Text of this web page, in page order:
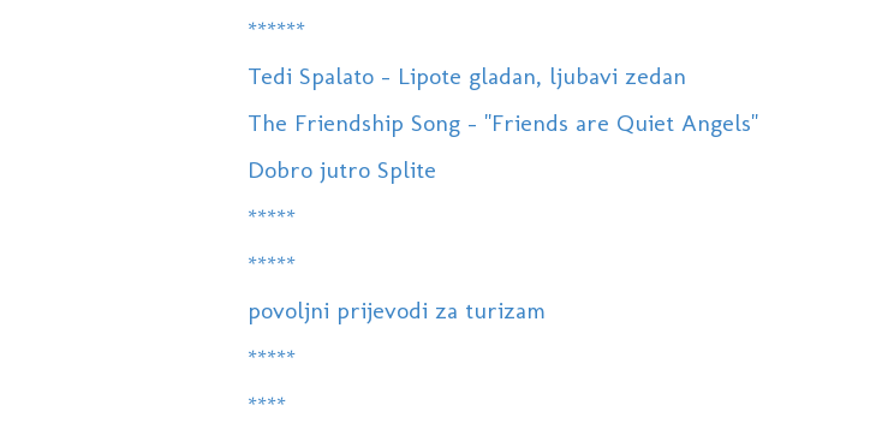
******
Tedi Spalato - Lipote gladan, ljubavi zedan
The Friendship Song - "Friends are Quiet Angels"
Dobro jutro Splite
*****
*****
povoljni prijevodi za turizam
*****
****